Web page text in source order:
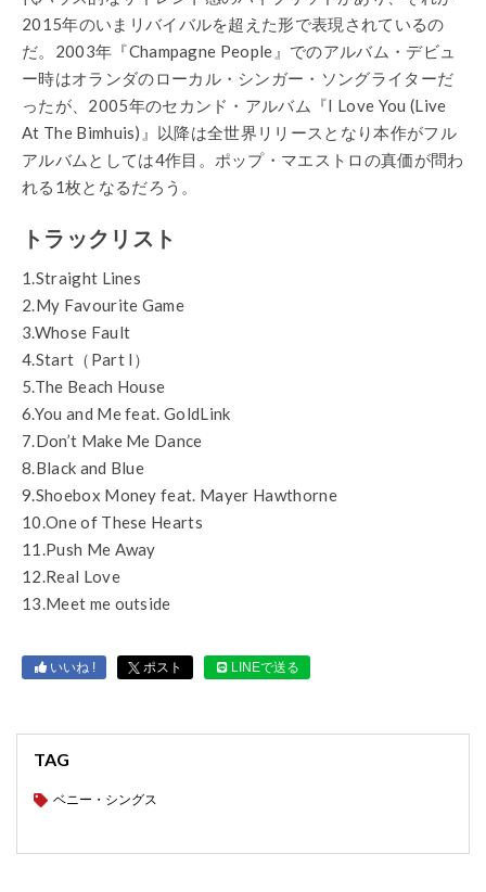
2015年のいまリバイバルを超えた形で表現されているの
だ。2003年『Champagne People』でのアルバム・デビュ
ー時はオランダのローカル・シンガー・ソングライターだ
ったが、2005年のセカンド・アルバム『I Love You (Live
At The Bimhuis)』以降は全世界リリースとなり本作がフル
アルバムとしては4作目。ポップ・マエストロの真価が問わ
れる1枚となるだろう。
トラックリスト
1.Straight Lines
2.My Favourite Game
3.Whose Fault
4.Start（Part I）
5.The Beach House
6.You and Me feat. GoldLink
7.Don’t Make Me Dance
8.Black and Blue
9.Shoebox Money feat. Mayer Hawthorne
10.One of These Hearts
11.Push Me Away
12.Real Love
13.Meet me outside
いいね ! ポスト LINEで送る
TAG
ベニー・シングス